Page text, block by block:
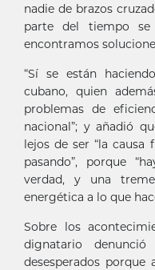
nadie de brazos
parte del tiempo
encontramos
“Sí se están
cubano, quien
problemas de
nacional”; y añadió
lejos de ser “la causa
pasando”, porque
verdad, y una
energética a lo que
Sobre los
dignatario
desesperados